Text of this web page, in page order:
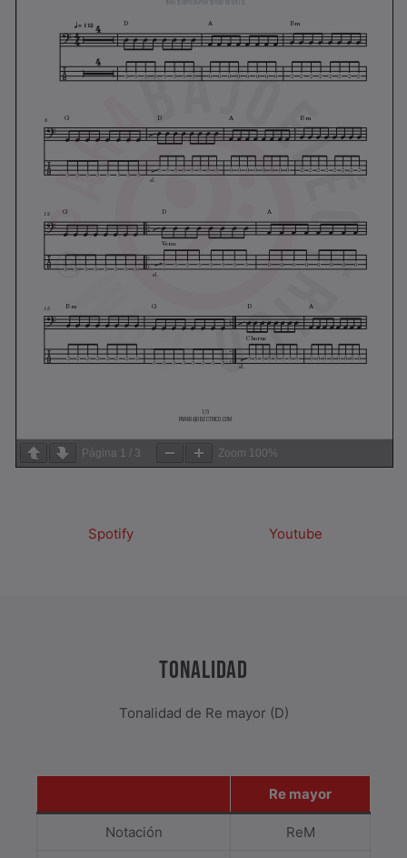
Página 1 / 3 Zoom 100%
Spotify Youtube
TONALIDAD
Tonalidad de Re mayor (D)
Re mayor
Notación ReM